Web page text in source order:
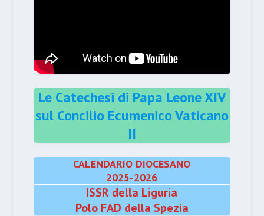
Le Catechesi di Papa Leone XIV
sul Concilio Ecumenico Vaticano
II
CALENDARIO DIOCESANO
2025-2026
ISSR della Liguria
Polo FAD della Spezia